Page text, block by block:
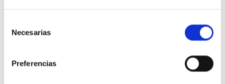
Necesarias
Preferencias